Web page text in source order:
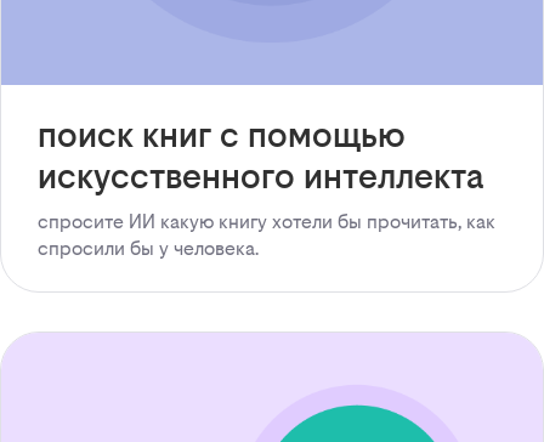
поиск книг с помощью
искусственного интеллекта
спросите ИИ какую книгу хотели бы прочитать, как
спросили бы у человека.